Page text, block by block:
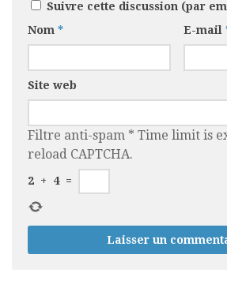
Suivre cette discussion (par
Nom * E-mail
Site web
Filtre anti-spam * Time limit is
reload CAPTCHA.
2 + 4 =